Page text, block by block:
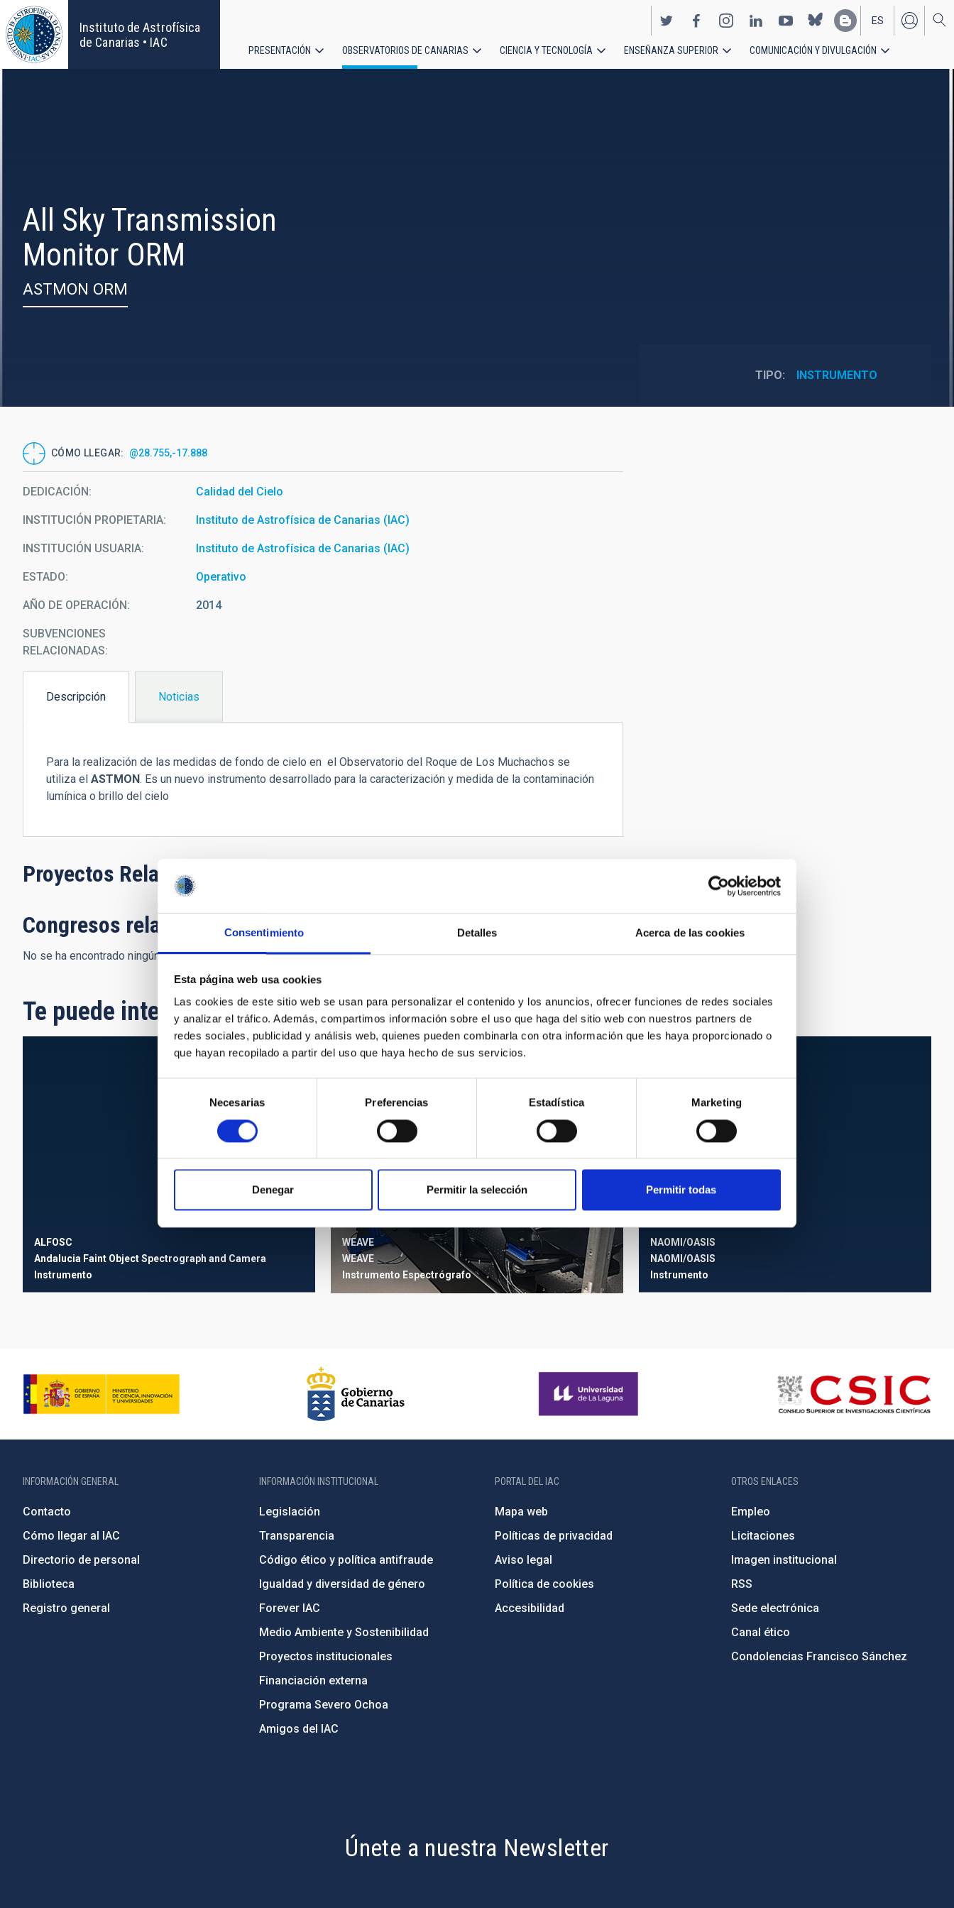
Consentimiento Detalles Acerca de las cookies
Esta página web usa cookies
Las cookies de este sitio web se usan para personalizar el contenido y los anuncios, ofrecer funciones de redes sociales
y analizar el tráfico. Además, compartimos información sobre el uso que haga del sitio web con nuestros partners de
redes sociales, publicidad y análisis web, quienes pueden combinarla con otra información que les haya proporcionado o
que hayan recopilado a partir del uso que haya hecho de sus servicios.
consentimiento
Necesarias Preferencias Estadística Marketing
Denegar Permitir la selección Permitir todas
Pasar
al
contenido
principal
Instituto de Astrofísica
de Canarias • IAC
EN
ES
Navegación
PRESENTACIÓN OBSERVATORIOS DE CANARIAS CIENCIA Y TECNOLOGÍA ENSEÑANZA SUPERIOR COMUNICACIÓN Y DIVULGACIÓN
All Sky Transmission
Monitor ORM
ASTMON ORM
CÓMO LLEGAR @28.755,-17.888
DEDICACIÓN Calidad del Cielo
INSTITUCIÓN PROPIETARIA Instituto de Astrofísica de Canarias (IAC)
INSTITUCIÓN USUARIA Instituto de Astrofísica de Canarias (IAC)
ESTADO Operativo
AÑO DE OPERACIÓN 2014
SUBVENCIONES
RELACIONADAS:
Descripción
Noticias
Para la realización de las medidas de fondo de cielo en el Observatorio del Roque de Los Muchachos se
utiliza el ASTMON. Es un nuevo instrumento desarrollado para la caracterización y medida de la contaminación
lumínica o brillo del cielo
Proyectos Relacionados
Congresos relacionados
No se ha encontrado ningún resultado.
TIPO INSTRUMENTO
Te puede interesar
ALFOSC
Andalucia Faint Object Spectrograph and Camera
Instrumento
WEAVE
WEAVE
Instrumento Espectrógrafo
NAOMI/OASIS
NAOMI/OASIS
Instrumento
INFORMACIÓN GENERAL
Contacto
Cómo llegar al IAC
Directorio de personal
Biblioteca
Registro general
INFORMACIÓN INSTITUCIONAL
Legislación
Transparencia
Código ético y política antifraude
Igualdad y diversidad de género
Forever IAC
Medio Ambiente y Sostenibilidad
Proyectos institucionales
Financiación externa
Programa Severo Ochoa
Amigos del IAC
PORTAL DEL IAC
Mapa web
Políticas de privacidad
Aviso legal
Política de cookies
Accesibilidad
OTROS ENLACES
Empleo
Licitaciones
Imagen institucional
RSS
Sede electrónica
Canal ético
Condolencias Francisco Sánchez
Únete a nuestra Newsletter